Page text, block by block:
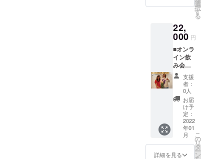
Retreat
Placeの
て実施
になり
ます。
※オンラ
インの
場合は
Zoomを
使いま
す！ダ
ウン
ロード
してお
いてく
ださ
ワーキ
ング利
（※通常
500円
×2=100
0円→0
100%O
FF！）
・直筆
のお手
※有効
期限：
リター
ン発送
日か
ら〜6ヶ
月後の
前日ま
で有効
・提携
施設
（Livin
Anywh
Commo
ns 会津
いたし
※支援
時、必
ず備考
欄にご
希望の
お名前
をご記
入くだ
さい。
※お名前
の掲載
期間は
リター
ン発送
より1年
間掲載
させて
選
択
す
る
22,
000 円
■オンラ
イン飲
み会プ
ラン！
・私た
ち2人と
オンラ
イン飲
み会！
(所要時
間:1時
間〜2時
間程度)
気にな
支援
者：
0人
お届
け予
定：
2022
年01
月
詳細を見る
こ
の
リ
タ
ー
ン